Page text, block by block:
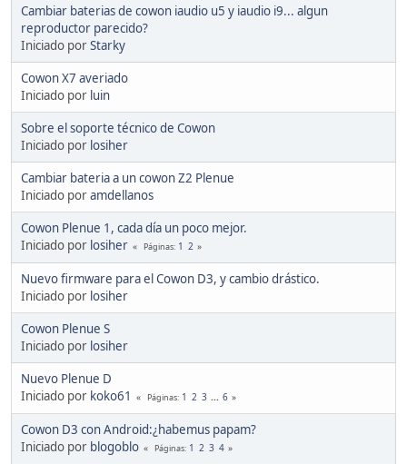
Cambiar baterias de cowon iaudio u5 y iaudio i9... algun
reproductor parecido?
Iniciado porStarky
Cowon X7 averiado
Iniciado por luin
Sobre el soporte técnico de Cowon
Iniciado por losiher
Cambiar bateria a un cowon Z2 Plenue
Iniciado poramdellanos
Cowon Plenue 1, cada día un poco mejor.
Iniciado por losiher Páginas 1 2
Nuevo firmware para el Cowon D3, y cambio drástico.
Iniciado por losiher
Cowon Plenue S
Iniciado por losiher
Nuevo Plenue D
Iniciado por koko61 Páginas 1 2 3 ... 6
Cowon D3 con Android:¿habemus papam?
Iniciado por blogoblo Páginas 1 2 3 4